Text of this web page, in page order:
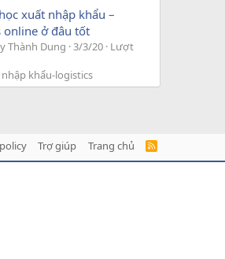
xuất nhập khẩu –
online ở đâu tốt
Thành Dung 3/3/20 Lượt
khẩu-logistics
Trợ giúp Trang chủ
R